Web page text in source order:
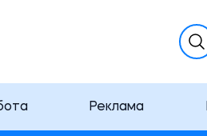
Реклама